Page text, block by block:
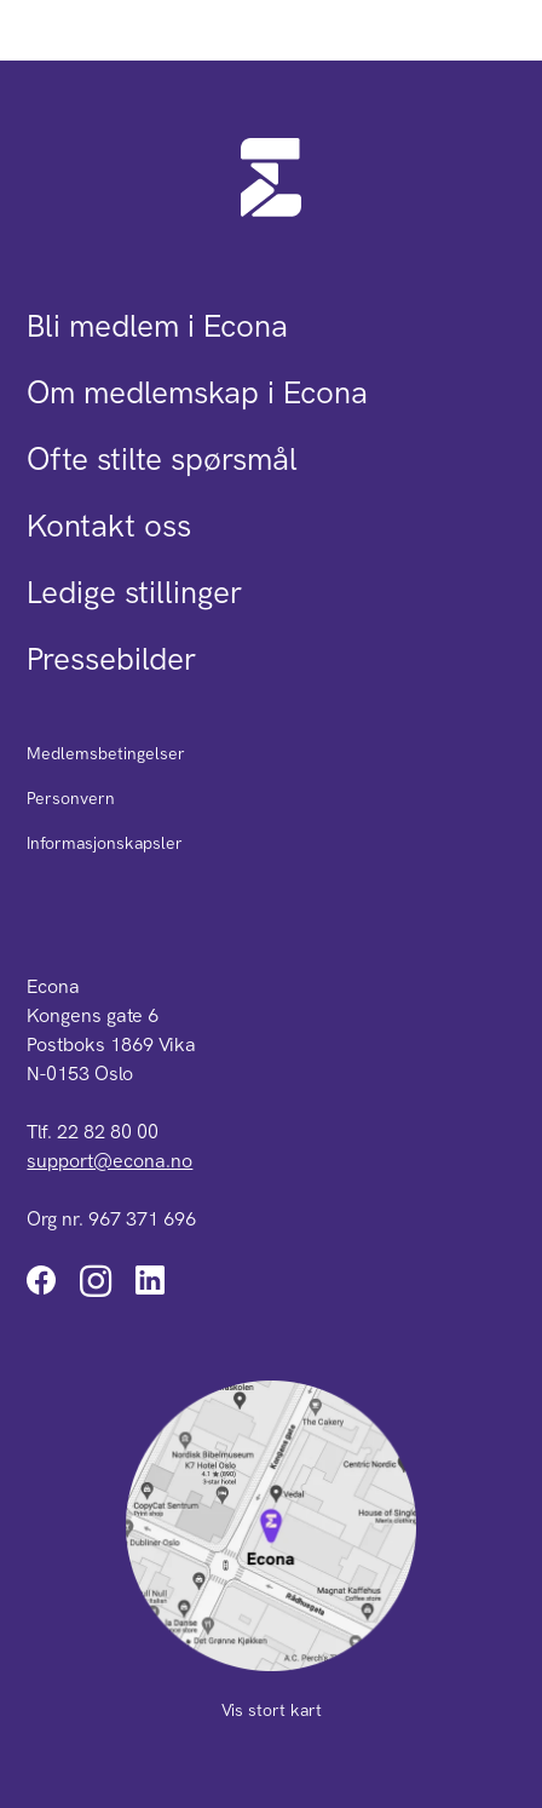
Bli medlem i Econa
Om medlemskap i Econa
Ofte stilte spørsmål
Kontakt oss
Ledige stillinger
Pressebilder
Medlemsbetingelser
Personvern
Informasjonskapsler
Econa
Kongens gate 6
Postboks 1869 Vika
N-0153 Oslo
Tlf. 22 82 80 00
support@econa.no
Org nr. 967 371 696
Instagram
Vis stort kart